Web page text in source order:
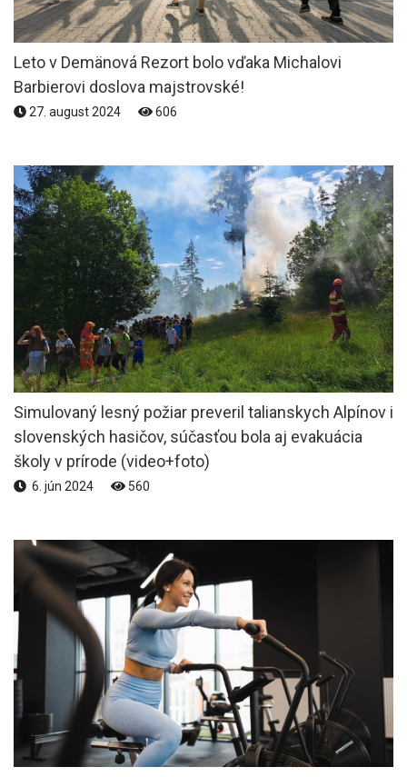
Leto v Demänová Rezort bolo vďaka Michalovi
Barbierovi doslova majstrovské!
27. august 2024 606
Simulovaný lesný požiar preveril talianskych Alpínov i
slovenských hasičov, súčasťou bola aj evakuácia
školy v prírode (video+foto)
6. jún 2024 560